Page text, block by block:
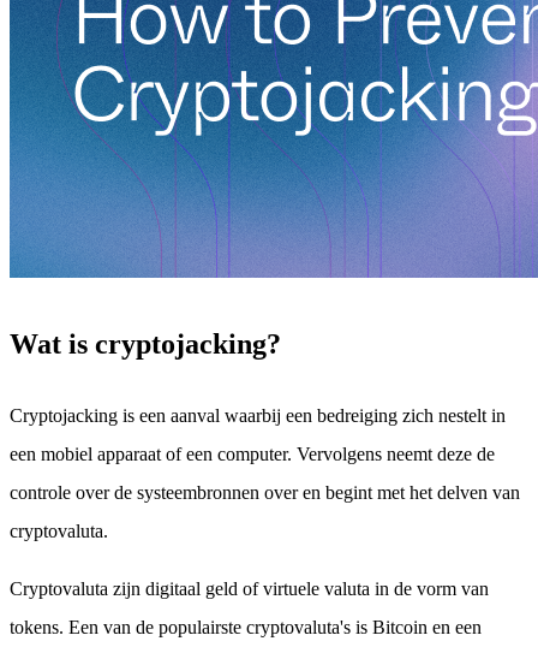
Wat is cryptojacking?
Cryptojacking is een aanval waarbij een bedreiging zich nestelt in
een mobiel apparaat of een computer. Vervolgens neemt deze de
controle over de systeembronnen over en begint met het delven van
cryptovaluta.
Cryptovaluta zijn digitaal geld of virtuele valuta in de vorm van
tokens. Een van de populairste cryptovaluta's is Bitcoin en een